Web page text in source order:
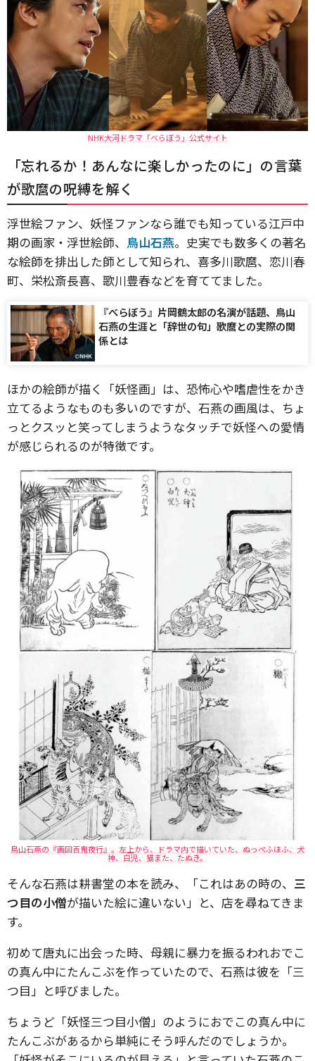
NHK大河ドラマ「べらぼう」公式サイト
「忘れるか！あんなに楽しかったのに」の言葉
が歌麿の呪縛を解く
浮世絵ファン、妖怪ファンなら誰でも知っている江戸中
期の画家・浮世絵師、 鳥山石燕。史実でも数多くの著名
な絵師を排出した師として知られ、喜多川歌麿、恋川春
町、栄松斎長喜、歌川豊春などを育ててました。
『べらぼう』片岡鶴太郎の名演が話題、鳥山
石燕の生涯と「辞世の句」歌麿との実際の関
係とは
ほかの絵師が描く「妖怪画」は、恐怖心や嗜虐性をかき
立てるようなものも多いのですが、石燕の画風は、ちょ
っとクスッと笑ってしまうようなタッチで妖怪への愛情
が感じられるのが特徴です。
鳥山石燕の『画図百鬼夜行』。左上から、ドラマ内で描いていた、ぬっぺふほふ、犬
神、白児、猫また、たぬき。
そんな石燕は耕書堂の本を読み、「これはあの時の、 三
つ目の小僧が描いた絵に違いない」と、店を尋ねてきま
す。
初めて唐丸に出会った時、母親に暴力を振るわれおでこ
の真ん中にたんこぶを作っていたので、石燕は彼を「三
つ目」と呼びました。
ちょうど「妖怪三つ目小僧」のようにおでこの真ん中に
たんこぶがあるから単純にそう呼んだのでしょうか。